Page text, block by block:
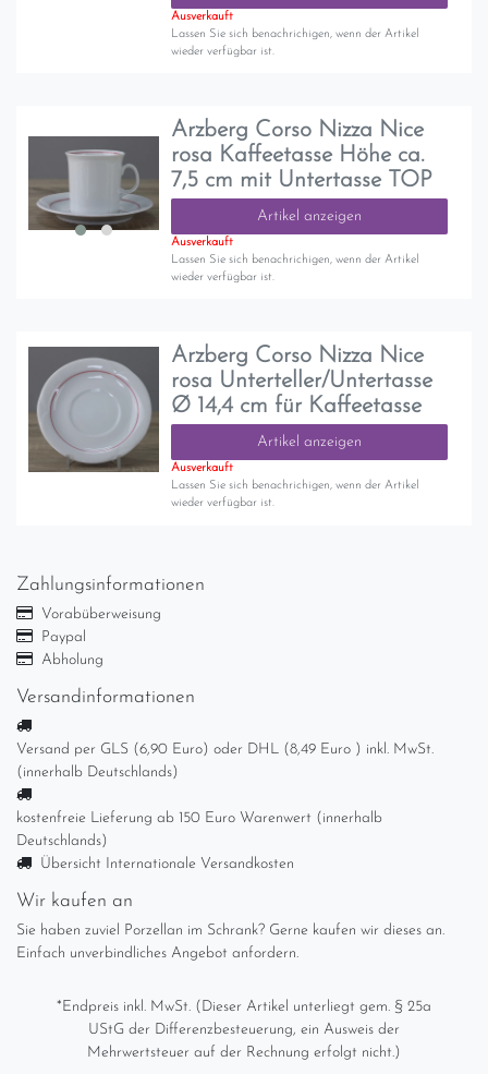
Ausverkauft
Lassen Sie sich benachrichigen, wenn der Artikel
wieder verfügbar ist.
Arzberg Corso Nizza Nice
rosa Kaffeetasse Höhe ca.
7,5 cm mit Untertasse TOP
Artikel anzeigen
Ausverkauft
Lassen Sie sich benachrichigen, wenn der Artikel
wieder verfügbar ist.
Arzberg Corso Nizza Nice
rosa Unterteller/Untertasse
Ø 14,4 cm für Kaffeetasse
Artikel anzeigen
Ausverkauft
Lassen Sie sich benachrichigen, wenn der Artikel
wieder verfügbar ist.
Zahlungsinformationen
Vorabüberweisung
Paypal
Abholung
Versandinformationen
Versand per GLS (6,90 Euro) oder DHL (8,49 Euro ) inkl. MwSt.
(innerhalb Deutschlands)
kostenfreie Lieferung ab 150 Euro Warenwert (innerhalb
Deutschlands)
Übersicht Internationale Versandkosten
Wir kaufen an
Sie haben zuviel Porzellan im Schrank? Gerne kaufen wir dieses an.
Einfach unverbindliches Angebot anfordern.
*Endpreis inkl. MwSt. (Dieser Artikel unterliegt gem. § 25a
UStG der Differenzbesteuerung, ein Ausweis der
Mehrwertsteuer auf der Rechnung erfolgt nicht.)